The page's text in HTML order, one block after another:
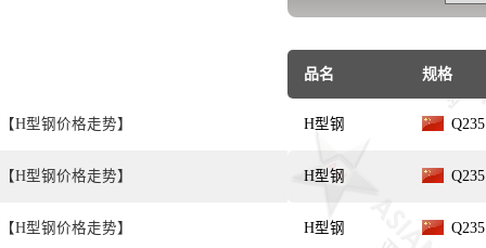
【H型钢价格走势】
【H型钢价格走势】
【H型钢价格走势】
品名 规格
H型钢
H型钢
H型钢